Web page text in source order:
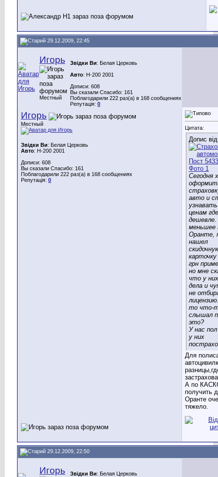
29.12.2009, 22:45
Игорь
Местный
Звідки Ви: Белая Церковь
Авто: H-200 2001
Дописи: 608
Вы сказали Спасибо: 161
Поблагодарили 222 раз(а) в 168 сообщениях
Репутація: 0
Игорь
Местный
Звідки Ви: Белая Церковь
Авто: H-200 2001
Дописи: 608
Вы сказали Спасибо: 161
Поблагодарили 222 раз(а) в 168 сообщениях
Репутація: 0
Цитата:
Допис
Сегодня
авто и
ценам где
меньшее
Оранте,
нашел
карточку
грн
но мне
что у
дела и
не
то что-
слышал
это?
У нас
у них
Для
А по
получить
Оранте
тяжело.
29.12.2009, 22:50
Игорь Звідки Ви: Белая Церковь